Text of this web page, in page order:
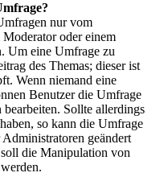
nur vom
oder einem
Um eine Umfrage zu
des Themas; dieser ist
Wenn niemand eine
Benutzer die Umfrage
Sollte allerdings
so kann die Umfrage
geändert
die Manipulation von